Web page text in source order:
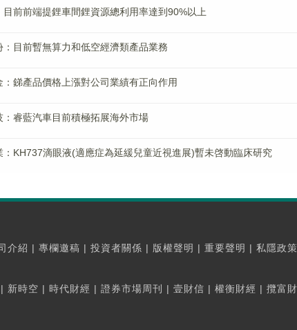
目前前端提鋰車間鋰資源總利用率達到90%以上
：目前暫無算力和低空經濟類產品業務
：銻產品價格上漲對公司業績有正向作用
：睿藍汽車目前積極拓展海外市場
：KH737滴眼液(適應症為延緩兒童近視進展)暫未啓動臨床研究
介紹 | 專欄邀稿 | 投資者關係 | 版權聲明 | 重要聲明 | 私隱政策
| 新時空 | 時代財經 | 證券市場周刊 | 壹財信 | 權衡財經 | 攬富